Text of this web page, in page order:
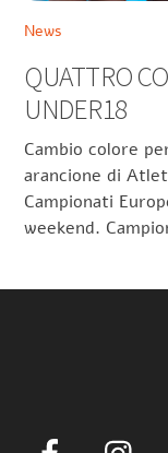
News
QUATTRO
UNDER18
Cambio colore
arancione di
Campionati
weekend.
Facebook